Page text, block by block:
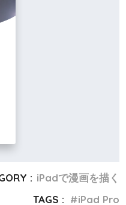
iPadで漫画を描く